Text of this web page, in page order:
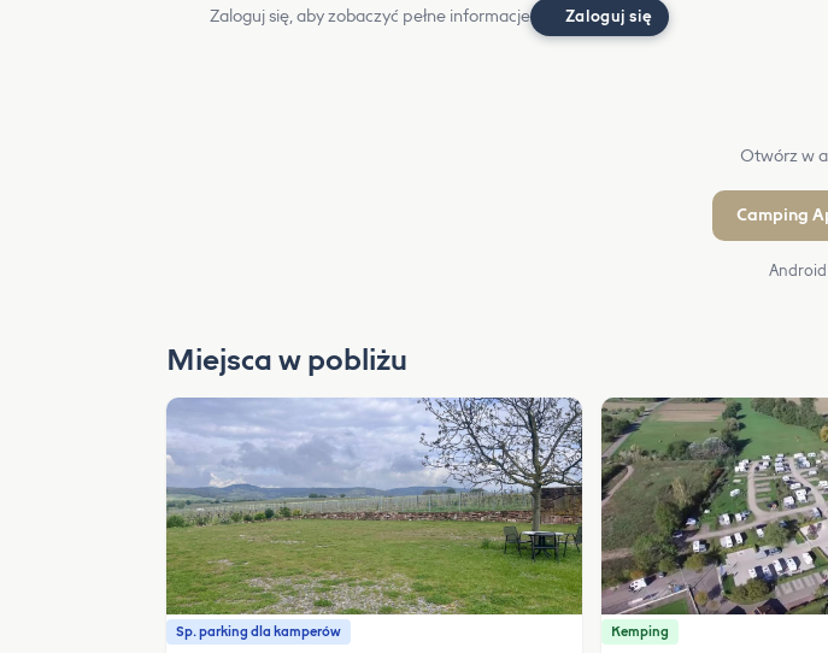
Zaloguj się, aby zobaczyć pełne informacje Zaloguj się
Otwórz w
Camping
Android
Miejsca w pobliżu
Sp. parking dla kamperów Kemping